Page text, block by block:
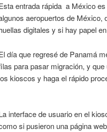
entrada rápida a México
aeropuertos de México,
digitales y si hay papel
día que regresé de Panamá
para pasar migración, y
kioscos y haga el rápido
interface de usuario en el
si pusieron una página